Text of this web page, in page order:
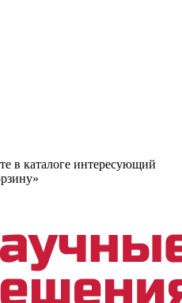
в каталоге интересующий